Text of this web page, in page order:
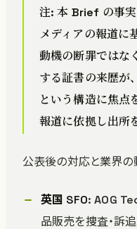
注: 本 Brief の事
メディアの報道に
動機の断罪ではな
する証書の来歴が
という構造に焦点
報道に依拠し出所
公表後の対応と業界の
英国 SFO: AOG
品販売を捜査・訴